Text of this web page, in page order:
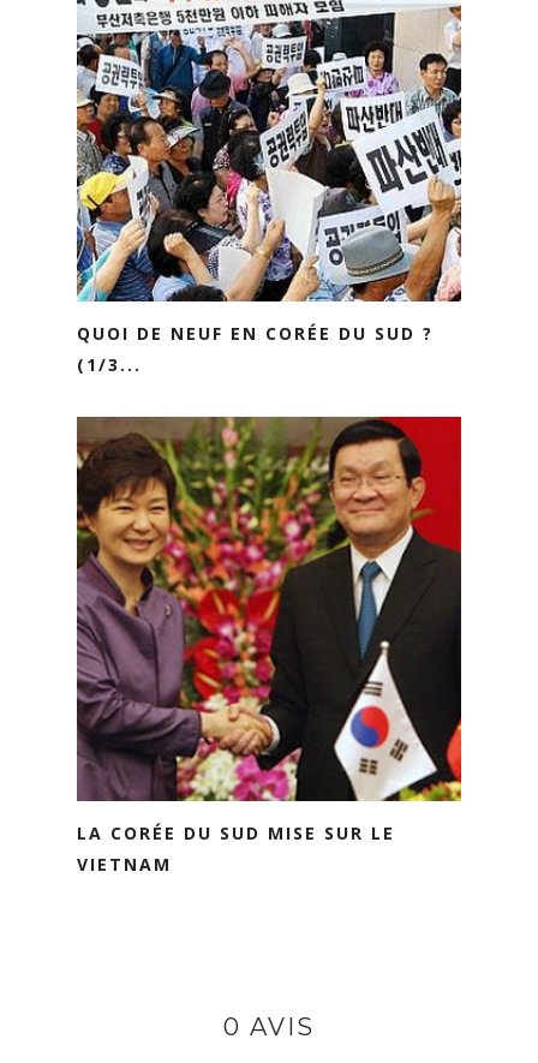
QUOI DE NEUF EN CORÉE DU SUD ?
(1/3...
LA CORÉE DU SUD MISE SUR LE
VIETNAM
0 AVIS